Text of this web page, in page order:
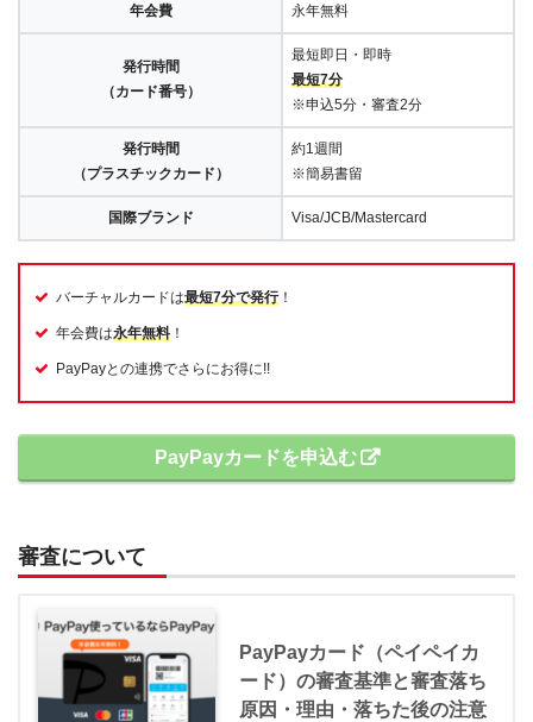
年会費 永年無料
発行時間
（カード番号）
最短即日・即時
最短7分
※申込5分・審査2分
発行時間
（プラスチックカード）
約1週間
※簡易書留
国際ブランド Visa/JCB/Mastercard
バーチャルカードは最短7分で発行！
年会費は永年無料 ！
PayPayとの連携でさらにお得に!!
PayPayカードを申込む
審査について
PayPayカード（ペイペイカ
ード）の審査基準と審査落ち
原因・理由・落ちた後の注意